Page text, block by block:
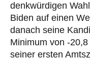
denkwürdigen
Biden auf einen
danach seine
Minimum von -
seiner ersten